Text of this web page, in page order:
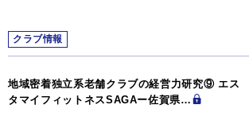
クラブ情報
地域密着独立系老舗クラブの経営力研究⑨ エス
タマイフィットネスSAGAー佐賀県…